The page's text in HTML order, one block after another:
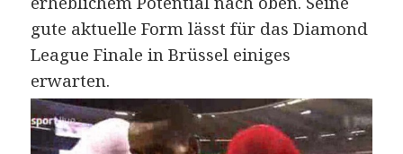
gute aktuelle Form lässt für das Diamond
League Finale in Brüssel einiges
erwarten.